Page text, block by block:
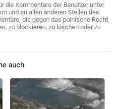
die Kommentare der Benutzer unter
und an allen anderen Stellen des
die gegen das polnische Recht
zu blockieren, zu löschen oder zu
auch